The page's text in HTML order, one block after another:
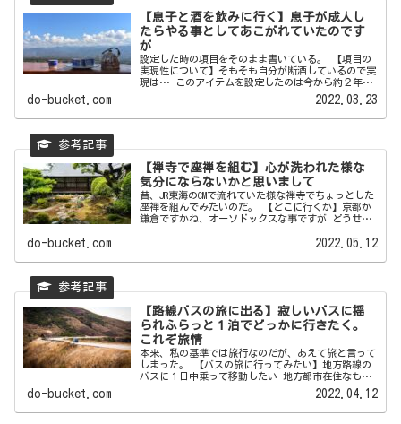
【息子と酒を飲みに行く】息子が成人し
たらやる事としてあこがれていたのです
が
設定した時の項目をそのまま書いている。 【項目の
実現性について】そもそも自分が断酒しているので実
現は… このアイテムを設定したのは今から約２年ほ
do-bucket.com 2022.03.23
【禅寺で座禅を組む】心が洗われた様な
気分にならないかと思いまして
昔、JR東海のCMで流れていた様な禅寺でちょっとした
座禅を組んでみたいのだ。 【どこに行くか】京都か
鎌倉ですかね、オーソドックスな事ですが どうせな
do-bucket.com 2022.05.12
【路線バスの旅に出る】寂しいバスに揺
られふらっと１泊でどっかに行きたく。
これぞ旅情
本来、私の基準では旅行なのだが、あえて旅と言って
しまった。 【バスの旅に行ってみたい】地方路線の
バスに１日中乗って移動したい 地方都市在住なもの
do-bucket.com 2022.04.12